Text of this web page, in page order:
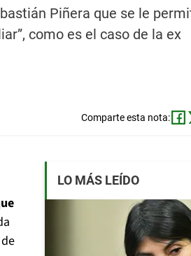
Piñera que se le
como es el caso de la ex
Comparte esta nota:
LO MÁS LEÍDO